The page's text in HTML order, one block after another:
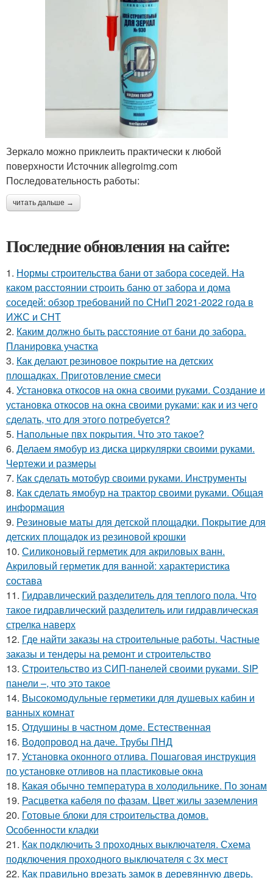
Зеркало можно приклеить практически к любой
поверхности Источник allegroimg.com
Последовательность работы:
читать дальше →
Последние обновления на сайте:
1. Нормы строительства бани от забора соседей. На
каком расстоянии строить баню от забора и дома
соседей: обзор требований по СНиП 2021-2022 года в
ИЖС и СНТ
2. Каким должно быть расстояние от бани до забора.
Планировка участка
3. Как делают резиновое покрытие на детских
площадках. Приготовление смеси
4. Установка откосов на окна своими руками. Создание и
установка откосов на окна своими руками: как и из чего
сделать, что для этого потребуется?
5. Напольные пвх покрытия. Что это такое?
6. Делаем ямобур из диска циркулярки своими руками.
Чертежи и размеры
7. Как сделать мотобур своими руками. Инструменты
8. Как сделать ямобур на трактор своими руками. Общая
информация
9. Резиновые маты для детской площадки. Покрытие для
детских площадок из резиновой крошки
10. Силиконовый герметик для акриловых ванн.
Акриловый герметик для ванной: характеристика
состава
11. Гидравлический разделитель для теплого пола. Что
такое гидравлический разделитель или гидравлическая
стрелка наверх
12. Где найти заказы на строительные работы. Частные
заказы и тендеры на ремонт и строительство
13. Строительство из СИП-панелей своими руками. SIP
панели –, что это такое
14. Высокомодульные герметики для душевых кабин и
ванных комнат
15. Отдушины в частном доме. Естественная
16. Водопровод на даче. Трубы ПНД
17. Установка оконного отлива. Пошаговая инструкция
по установке отливов на пластиковые окна
18. Какая обычно температура в холодильнике. По зонам
19. Расцветка кабеля по фазам. Цвет жилы заземления
20. Готовые блоки для строительства домов.
Особенности кладки
21. Как подключить 3 проходных выключателя. Схема
подключения проходного выключателя с 3х мест
22. Как правильно врезать замок в деревянную дверь.